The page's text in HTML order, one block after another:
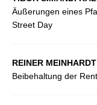
Äußerungen eines
Street Day
REINER
Beibehaltung der